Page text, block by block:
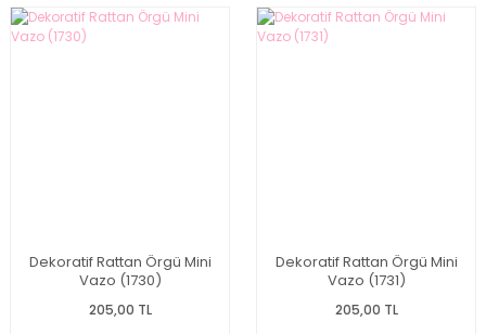
Dekoratif Rattan Örgü Mini
Vazo (1730)
205,00 TL
Dekoratif Rattan Örgü Mini
Vazo (1731)
205,00 TL